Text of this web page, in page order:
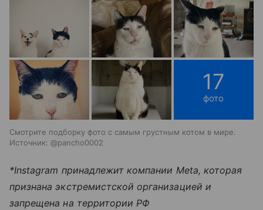
17
фото
Смотрите подборку фото с самым грустным котом в мире.
Источник: @pancho0002
*Instagram принадлежит компании Meta, которая
признана экстремистской организацией и
запрещена на территории РФ